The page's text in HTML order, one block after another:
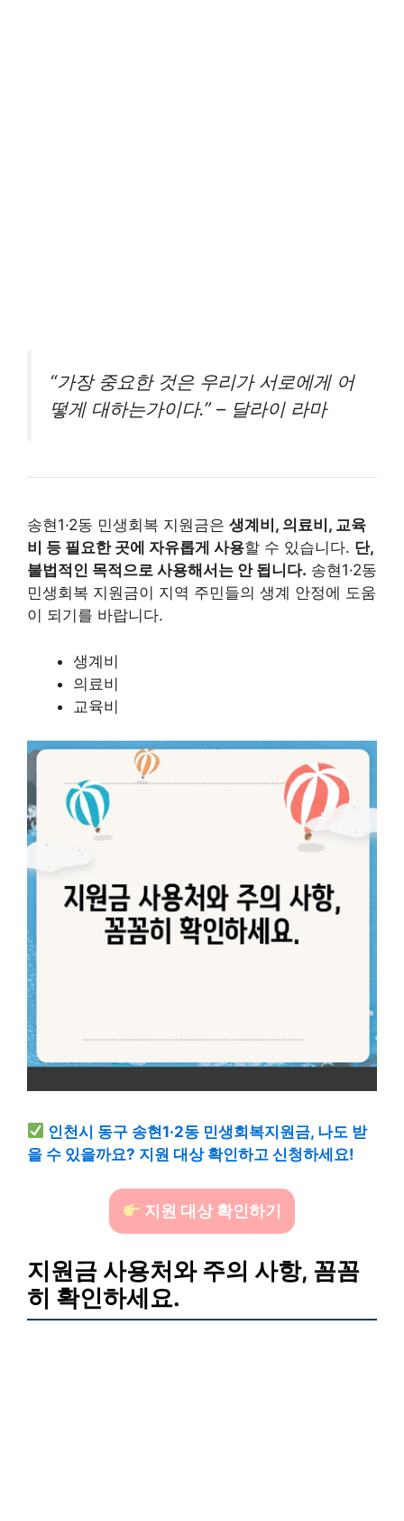
“가장 중요한 것은 우리가 서로에게 어
떻게 대하는가이다.” – 달라이 라마
송현1·2동 민생회복 지원금은 생계비, 의료비, 교육
비 등 필요한 곳에 자유롭게 사용할 수 있습니다. 단,
불법적인 목적으로 사용해서는 안 됩니다. 송현1·2동
민생회복 지원금이 지역 주민들의 생계 안정에 도움
이 되기를 바랍니다.
생계비
의료비
교육비
인천시 동구 송현1·2동 민생회복지원금, 나도 받
을 수 있을까요? 지원 대상 확인하고 신청하세요!
지원 대상 확인하기
지원금 사용처와 주의 사항, 꼼꼼
히 확인하세요.